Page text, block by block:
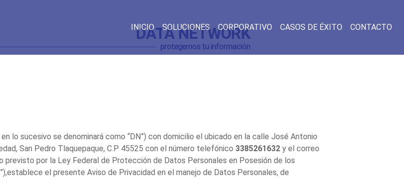
INICIO SOLUCIONES CORPORATIVO CASOS DE ÉXITO CONTACTO
DATA NETWORK
protegemos tu información
lo sucesivo se denominará como “DN”) con domicilio el ubicado en la calle José Antonio
San Pedro Tlaquepaque, C.P 45525 con el número telefónico 3385261632y el correo
previsto por la Ley Federal de Protección de Datos Personales en Posesión de los
el presente Aviso de Privacidad en el manejo de Datos Personales, de